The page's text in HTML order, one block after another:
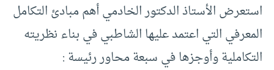
استعرض الأستاذ الدكتور الخادمي أهم مبادئ التكامل
المعرفي التي اعتمد عليها الشاطبي في بناء نظريته
التكاملية وأوجزها في سبعة محاور رئيسة :